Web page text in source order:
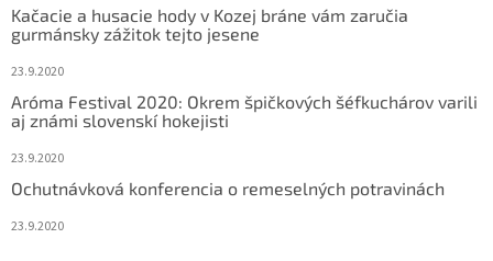
Kačacie a husacie hody v Kozej bráne vám zaručia
gurmánsky zážitok tejto jesene
23.9.2020
Aróma Festival 2020: Okrem špičkových šéfkuchárov varili
aj známi slovenskí hokejisti
23.9.2020
Ochutnávková konferencia o remeselných potravinách
23.9.2020